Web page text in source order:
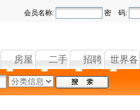
会员名称: 密 码:
房屋 二手 招聘 世界各